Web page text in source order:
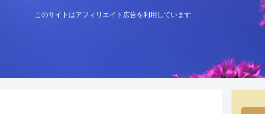
このサイトはアフィリエイト広告を利用しています